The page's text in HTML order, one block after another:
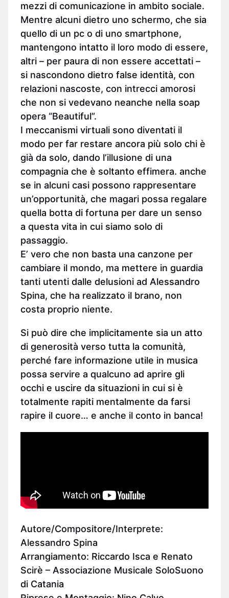
mezzi di comunicazione in ambito sociale.
Mentre alcuni dietro uno schermo, che sia
quello di un pc o di uno smartphone,
mantengono intatto il loro modo di essere,
altri – per paura di non essere accettati –
si nascondono dietro false identità, con
relazioni nascoste, con intrecci amorosi
che non si vedevano neanche nella soap
opera “Beautiful”.
I meccanismi virtuali sono diventati il
modo per far restare ancora più solo chi è
già da solo, dando l’illusione di una
compagnia che è soltanto effimera. anche
se in alcuni casi possono rappresentare
un’opportunità, che magari possa regalare
quella botta di fortuna per dare un senso
a questa vita in cui siamo solo di
passaggio.
E’ vero che non basta una canzone per
cambiare il mondo, ma mettere in guardia
tanti utenti dalle delusioni ad Alessandro
Spina, che ha realizzato il brano, non
costa proprio niente.
Si può dire che implicitamente sia un atto
di generosità verso tutta la comunità,
perché fare informazione utile in musica
possa servire a qualcuno ad aprire gli
occhi e uscire da situazioni in cui si è
totalmente rapiti mentalmente da farsi
rapire il cuore… e anche il conto in banca!
Autore/Compositore/Interprete:
Alessandro Spina
Arrangiamento: Riccardo Isca e Renato
Scirè – Associazione Musicale SoloSuono
di Catania